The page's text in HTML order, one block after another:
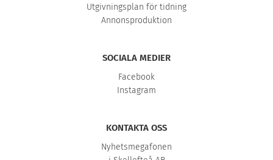
Utgivningsplan för tidning
Annonsproduktion
SOCIALA MEDIER
Facebook
Instagram
KONTAKTA OSS
Nyhetsmegafonen